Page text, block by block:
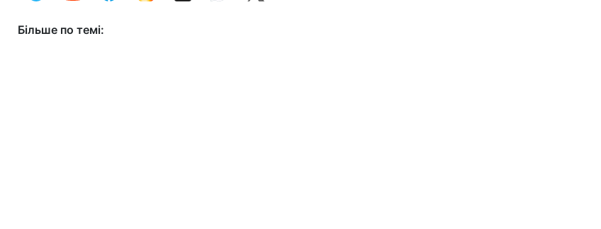
Більше по темі: